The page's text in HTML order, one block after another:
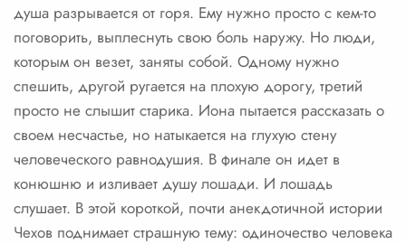
душа разрывается от горя. Ему нужно просто с кем-то
поговорить, выплеснуть свою боль наружу. Но люди,
которым он везет, заняты собой. Одному нужно
спешить, другой ругается на плохую дорогу, третий
просто не слышит старика. Иона пытается рассказать о
своем несчастье, но натыкается на глухую стену
человеческого равнодушия. В финале он идет в
конюшню и изливает душу лошади. И лошадь
слушает. В этой короткой, почти анекдотичной истории
Чехов поднимает страшную тему: одиночество человека